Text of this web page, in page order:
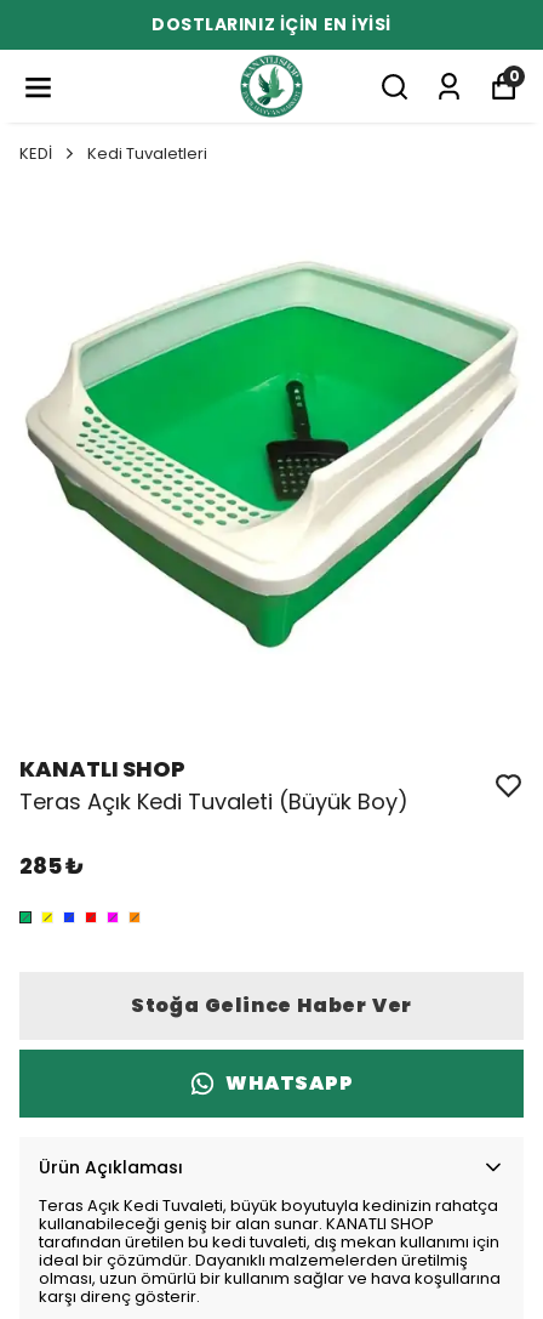
DOSTLARINIZ İÇİN EN İYİSİ
0
KEDİ Kedi Tuvaletleri
KANATLI SHOP
Teras Açık Kedi Tuvaleti (Büyük Boy)
285 ₺
Stoğa Gelince Haber Ver
WHATSAPP
Ürün Açıklaması
Teras Açık Kedi Tuvaleti, büyük boyutuyla kedinizin rahatça
kullanabileceği geniş bir alan sunar. KANATLI SHOP
tarafından üretilen bu kedi tuvaleti, dış mekan kullanımı için
ideal bir çözümdür. Dayanıklı malzemelerden üretilmiş
olması, uzun ömürlü bir kullanım sağlar ve hava koşullarına
karşı direnç gösterir.